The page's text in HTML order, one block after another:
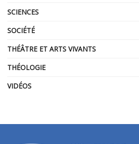
SCIENCES
SOCIÉTÉ
THÉÂTRE ET ARTS VIVANTS
THÉOLOGIE
VIDÉOS